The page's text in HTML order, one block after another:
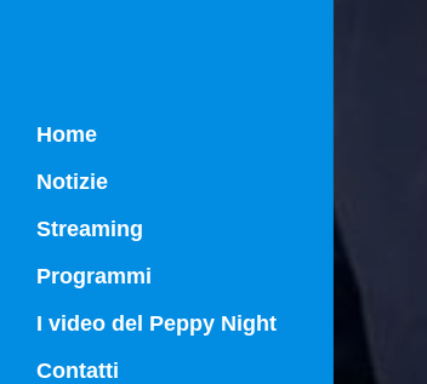
Home
Notizie
Streaming
Programmi
Campania Sport
I video del Peppy Night
Contatti